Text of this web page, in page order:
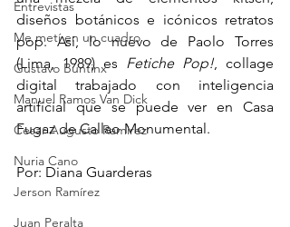
Entrevistas
Me metí en un cuadro
Gustavo Buntinx
Manuel Ramos Van Dick
Cesar Augusto Ramirez
Nuria Cano
Jerson Ramírez
Juan Peralta
diseños botánicos e icónicos retratos
pop. Así, lo nuevo de Paolo Torres
(Lima, 1989) es Fetiche Pop!, collage
digital trabajado con inteligencia
artificial que se puede ver en Casa
Fugaz de Callao Monumental.
Por: Diana Guarderas